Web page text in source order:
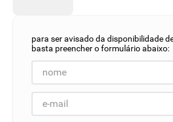
10º chocolate